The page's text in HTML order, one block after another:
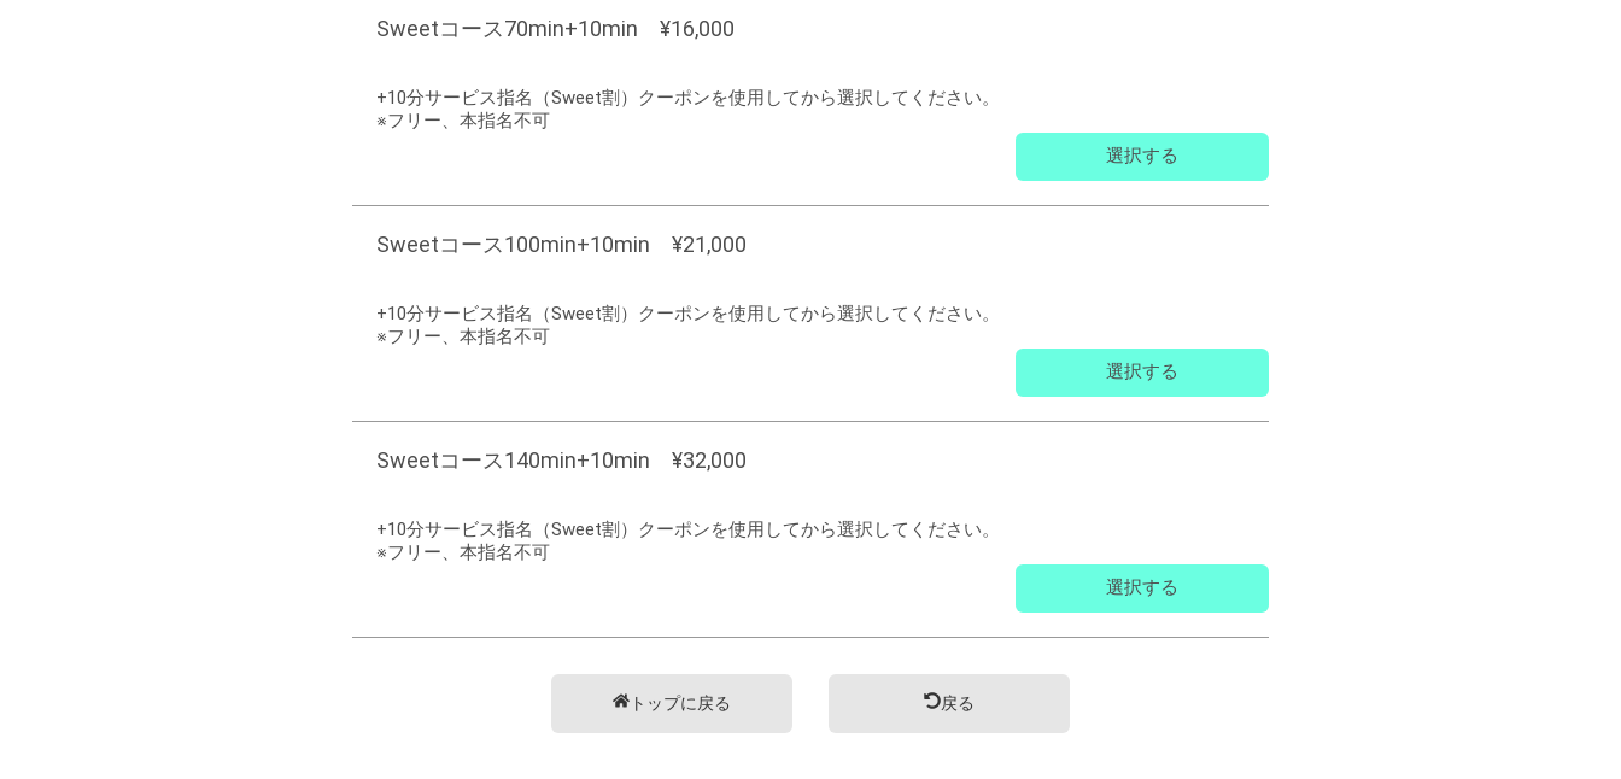
Sweetコース70min+10min ¥16,000
+10分サービス指名（Sweet割）クーポンを使用してから選択してください。
※フリー、本指名不可
選択する
Sweetコース100min+10min ¥21,000
+10分サービス指名（Sweet割）クーポンを使用してから選択してください。
※フリー、本指名不可
選択する
Sweetコース140min+10min ¥32,000
+10分サービス指名（Sweet割）クーポンを使用してから選択してください。
※フリー、本指名不可
選択する
トップに戻る 戻る